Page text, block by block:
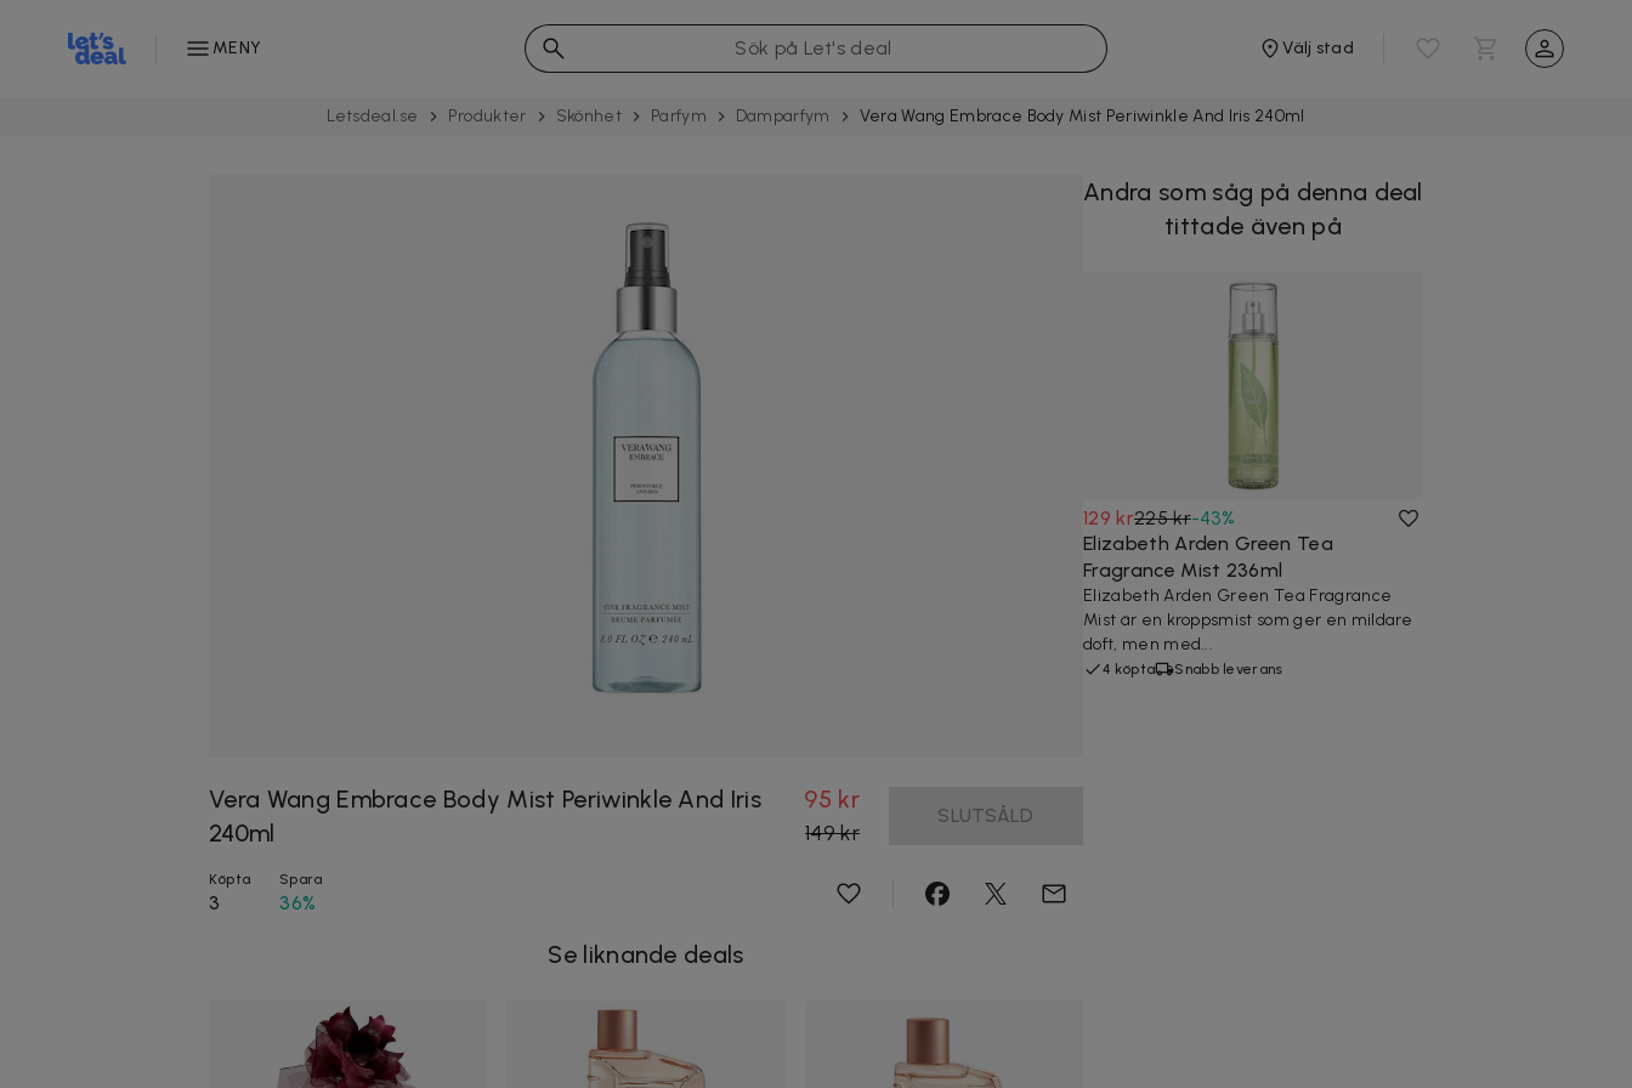
MENY Välj stad
Letsdeal.se Produkter Skönhet Parfym Damparfym Vera Wang Embrace Body Mist Periwinkle And Iris 240ml
Vera Wang Embrace Body Mist Periwinkle And Iris
240ml
95 kr
149 kr
SLUTSÅLD
Köpta
3
Spara
36%
Se liknande deals
Andra som såg på denna deal
tittade även på
129 kr225 kr-43%
Elizabeth Arden Green Tea
Fragrance Mist 236ml
Elizabeth Arden Green Tea Fragrance
Mist är en kroppsmist som ger en mildare
doft, men med...
4 köpta Snabb leverans